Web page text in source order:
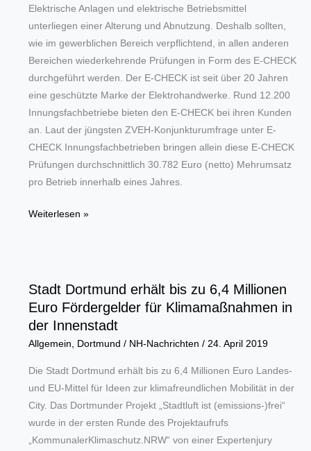
Elektrische Anlagen und elektrische Betriebsmittel
unterliegen einer Alterung und Abnutzung. Deshalb sollten,
wie im gewerblichen Bereich verpflichtend, in allen anderen
Bereichen wiederkehrende Prüfungen in Form des E-CHECK
durchgeführt werden. Der E-CHECK ist seit über 20 Jahren
eine geschützte Marke der Elektrohandwerke. Rund 12.200
Innungsfachbetriebe bieten den E-CHECK bei ihren Kunden
an. Laut der jüngsten ZVEH-Konjunkturumfrage unter E-
CHECK Innungsfachbetrieben bringen allein diese E-CHECK
Prüfungen durchschnittlich 30.782 Euro (netto) Mehrumsatz
pro Betrieb innerhalb eines Jahres.
E-
für
Mehrumsatz
pro
Jahr
Weiterlesen »
Stadt Dortmund erhält bis zu 6,4 Millionen
Euro Fördergelder für Klimamaßnahmen in
der Innenstadt
Allgemein, Dortmund / NH-Nachrichten / 24. April 2019
Die Stadt Dortmund erhält bis zu 6,4 Millionen Euro Landes-
und EU-Mittel für Ideen zur klimafreundlichen Mobilität in der
City. Das Dortmunder Projekt „Stadtluft ist (emissions-)frei“
wurde in der ersten Runde des Projektaufrufs
„KommunalerKlimaschutz.NRW“ von einer Expertenjury